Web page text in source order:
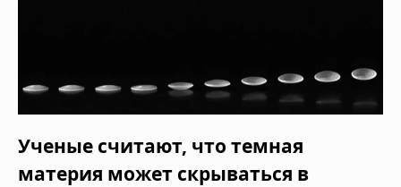
Ученые считают, что темная
материя может скрываться в